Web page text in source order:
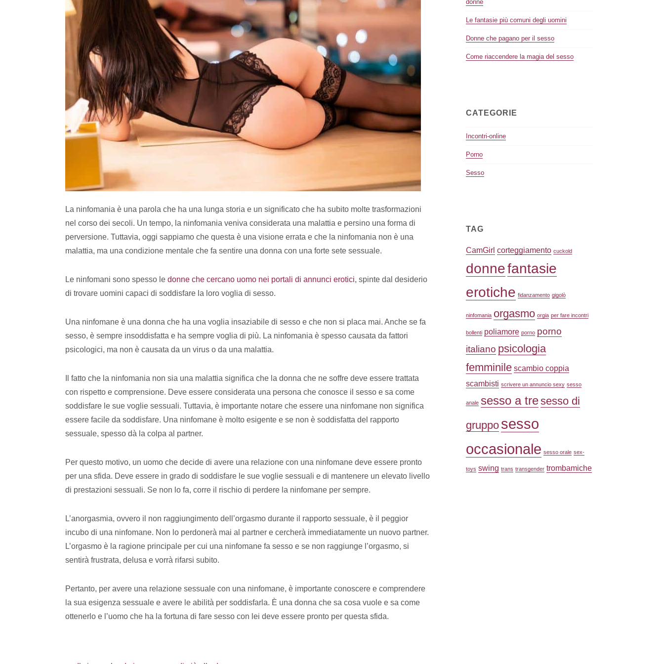
La ninfomania è una parola che ha una lunga storia e un significato che ha subito molte trasformazioni
nel corso dei secoli. Un tempo, la ninfomania veniva considerata una malattia e persino una forma di
perversione. Tuttavia, oggi sappiamo che questa è una visione errata e che la ninfomania non è una
malattia, ma una condizione mentale che fa sentire una donna con una forte sete sessuale.
Le ninfomani sono spesso le donne che cercano uomo nei portali di annunci erotici, spinte dal desiderio
di trovare uomini capaci di soddisfare la loro voglia di sesso.
Una ninfomane è una donna che ha una voglia insaziabile di sesso e che non si placa mai. Anche se fa
sesso, è sempre insoddisfatta e ha sempre voglia di più. La ninfomania è spesso causata da fattori
psicologici, ma non è causata da un virus o da una malattia.
Il fatto che la ninfomania non sia una malattia significa che la donna che ne soffre deve essere trattata
con rispetto e comprensione. Deve essere considerata una persona che conosce il sesso e sa come
soddisfare le sue voglie sessuali. Tuttavia, è importante notare che essere una ninfomane non significa
essere facile da soddisfare. Una ninfomane è molto esigente e se non è soddisfatta del rapporto
sessuale, spesso dà la colpa al partner.
Per questo motivo, un uomo che decide di avere una relazione con una ninfomane deve essere pronto
per una sfida. Deve essere in grado di soddisfare le sue voglie sessuali e di mantenere un elevato livello
di prestazioni sessuali. Se non lo fa, corre il rischio di perdere la ninfomane per sempre.
L’anorgasmia, ovvero il non raggiungimento dell’orgasmo durante il rapporto sessuale, è il peggior
incubo di una ninfomane. Non lo perdonerà mai al partner e cercherà immediatamente un nuovo partner.
L’orgasmo è la ragione principale per cui una ninfomane fa sesso e se non raggiunge l’orgasmo, si
sentirà frustrata, delusa e vorrà rifarsi subito.
Pertanto, per avere una relazione sessuale con una ninfomane, è importante conoscere e comprendere
la sua esigenza sessuale e avere le abilità per soddisfarla. È una donna che sa cosa vuole e sa come
ottenerlo e l’uomo che ha la fortuna di fare sesso con lei deve essere pronto per questa sfida.
donne
Le fantasie più comuni degli uomini
Donne che pagano per il sesso
Come riaccendere la magia del sesso
CATEGORIE
Incontri-online
Porno
Sesso
TAG
CamGirl corteggiamento cuckold
donnefantasie
erotiche fidanzamento gigolò
ninfomania orgasmo orgia per fare incontri
bollenti poliamore porno porno
italiano psicologia
femminile scambio coppia
scambisti scrivere un annuncio sexy sesso
anale sesso a tresesso di
gruppo sesso
occasionale sesso orale sex-
toys swing trans transgender trombamiche